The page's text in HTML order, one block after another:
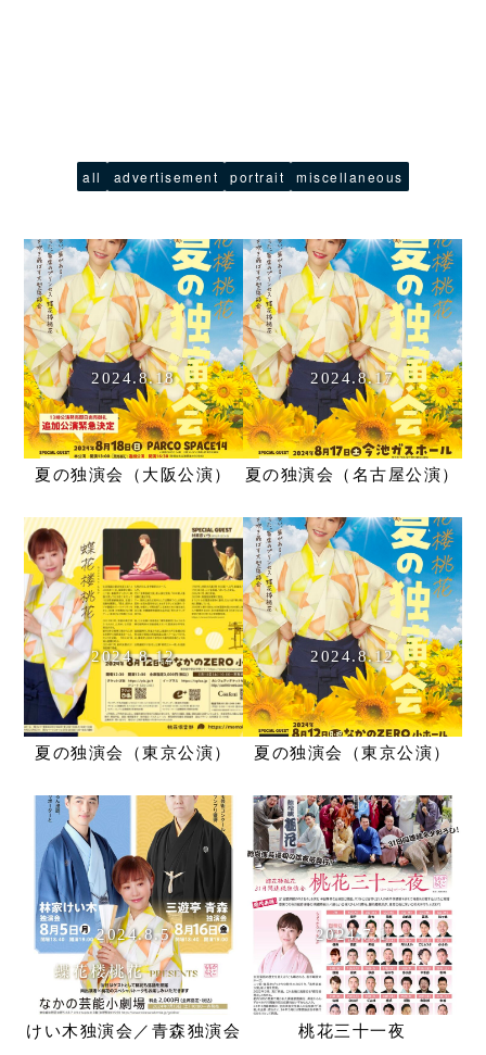
all advertisement portrait miscellaneous
夏の独演会（大阪公演）
2024.8.18
夏の独演会（名古屋公演）
2024.8.17
夏の独演会（東京公演）
2024.8.12
夏の独演会（東京公演）
2024.8.12
けい木独演会／青森独演会
2024.8.5
桃花三十一夜
2024.7.1